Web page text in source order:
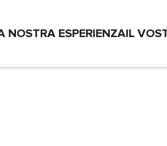
NOSTRA ESPERIENZAIL